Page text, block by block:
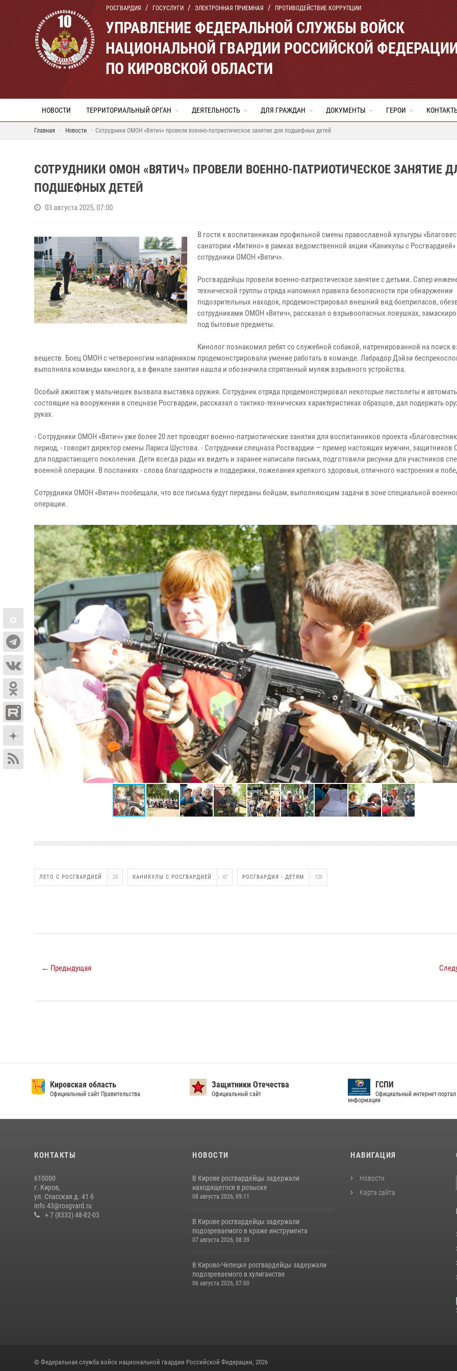
РОСГВАРДИЯ ГОСУСЛУГИ ЭЛЕКТРОННАЯ ПРИЕМНАЯ ПРОТИВОДЕЙСТВИЕ КОРРУПЦИИ
УПРАВЛЕНИЕ ФЕДЕРАЛЬНОЙ СЛУЖБЫ ВОЙСК
НАЦИОНАЛЬНОЙ ГВАРДИИ РОССИЙСКОЙ
ПО КИРОВСКОЙ ОБЛАСТИ
НОВОСТИ ТЕРРИТОРИАЛЬНЫЙ ОРГАН ДЕЯТЕЛЬНОСТЬ ДЛЯ ГРАЖДАН ДОКУМЕНТЫ ГЕРОИ
Главная Новости Сотрудники ОМОН «Вятич» провели военно-патриотическое занятие для подшефных детей
СОТРУДНИКИ ОМОН «ВЯТИЧ» ПРОВЕЛИ ВОЕННО-ПАТРИОТИЧЕСКОЕ ЗАНЯТИЕ
ПОДШЕФНЫХ ДЕТЕЙ
03 августа 2025, 07:00
В гости к воспитанникам профильной смены православной культуры
санатории «Митино» в рамках ведомственной акции «Каникулы с
сотрудники ОМОН «Вятич».
Росгвардейцы провели военно-патриотическое занятие с детьми. Сапер
технической группы отряда напомнил правила безопасности при обнаружении
подозрительных находок, продемонстрировал внешний вид боеприпасов,
сотрудниками ОМОН «Вятич», рассказал о взрывоопасных ловушках,
под бытовые предметы.
Кинолог познакомил ребят со служебной собакой, натренированной на поиск
веществ. Боец ОМОН с четвероногим напарником продемонстрировали умение работать в команде. Лабрадор Дэйзи
выполняла команды кинолога, а в финале занятия нашла и обозначила спрятанный муляж взрывного устройства.
Особый ажиотаж у мальчишек вызвала выставка оружия. Сотрудник отряда продемонстрировал некоторые пистолеты и
состоящие на вооружении в спецназе Росгвардии, рассказал о тактико-технических характеристиках образцов, дал подержать
руках.
- Сотрудники ОМОН «Вятич» уже более 20 лет проводят военно-патриотические занятия для воспитанников проекта
период, - говорит директор смены Лариса Шустова. - Сотрудники спецназа Росгвардии — пример настоящих мужчин, защитников
для подрастающего поколения. Дети всегда рады их видеть и заранее написали письма, подготовили рисунки для участников
военной операции. В посланиях - слова благодарности и поддержки, пожелания крепкого здоровья, отличного настроения и
Сотрудники ОМОН «Вятич» пообещали, что все письма будут переданы бойцам, выполняющим задачи в зоне специальной
операции.
ЛЕТО С РОСГВАРДИЕЙ 29 КАНИКУЛЫ С РОСГВАРДИЕЙ 47 РОСГВАРДИЯ - ДЕТЯМ 120
← Предыдущая
Кировская область
Официальный сайт Правительства
Защитники Отечества
Официальный сайт
ГСПИ
Официальный интернет-
информации
КОНТАКТЫ
610000
г. Киров,
ул. Спасская д. 41 б
info.43@rosgvard.ru
+ 7 (8332) 48-82-03
НОВОСТИ
В Кирове росгвардейцы задержали
находящегося в розыске
08 августа 2026, 09:11
В Кирове росгвардейцы задержали
подозреваемого в краже инструмента
07 августа 2026, 08:39
В Кирово-Чепецке росгвардейцы задержали
подозреваемого в хулиганстве
06 августа 2026, 07:00
НАВИГАЦИЯ
Новости
Карта сайта
© Федеральная служба войск национальной гвардии Российской Федерации, 2026